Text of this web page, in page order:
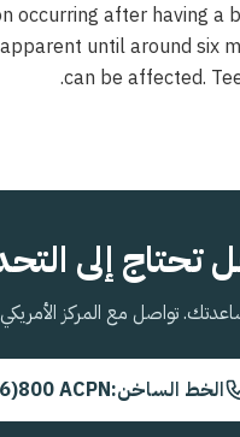
occurring after having a
until around six
can be affected.
تحتاج إلى
تواصل مع المركز
الخط الساخن:800 ACPN
(2276)